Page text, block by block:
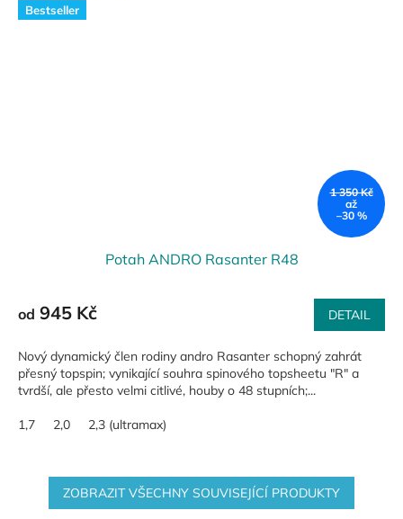
Bestseller
1 350 Kč
až
–30 %
Potah ANDRO Rasanter R48
od 945 Kč DETAIL
Nový dynamický člen rodiny andro Rasanter schopný zahrát
přesný topspin; vynikající souhra spinového topsheetu "R" a
tvrdší, ale přesto velmi citlivé, houby o 48 stupních;...
1,7 2,0 2,3 (ultramax)
ZOBRAZIT VŠECHNY SOUVISEJÍCÍ PRODUKTY